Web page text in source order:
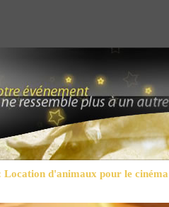
Location d'animaux pour le cinéma